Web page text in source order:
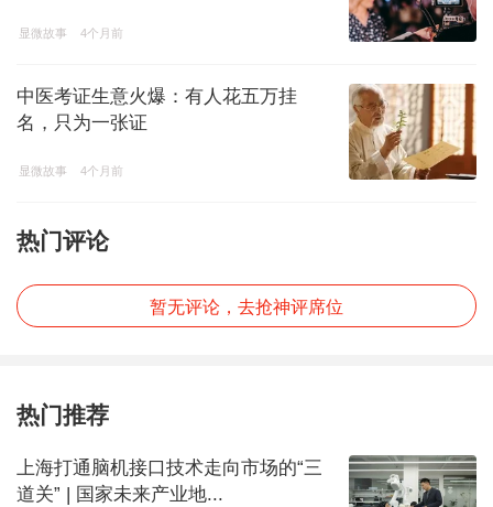
显微故事 4个月前
中医考证生意火爆：有人花五万挂
名，只为一张证
显微故事 4个月前
热门评论
暂无评论，去抢神评席位
热门推荐
上海打通脑机接口技术走向市场的“三
道关” | 国家未来产业地...